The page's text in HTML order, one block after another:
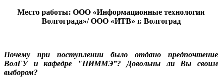
Место работы: ООО «Информационные технологии
Волгограда»/ ООО «ИТВ» г. Волгоград
Почему при поступлении было отдано предпочтение
ВолГУ икафедре "ПИММЭ”? Довольны ли Вы своим
выбором?